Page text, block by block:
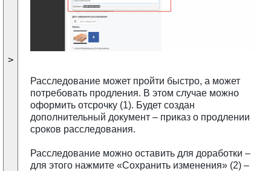
>
Расследование может пройти быстро, а может
потребовать продления. В этом случае можно
оформить отсрочку (1). Будет создан
дополнительный документ – приказ о продлении
сроков расследования.
Расследование можно оставить для доработки –
для этого нажмите «Сохранить изменения» (2) –